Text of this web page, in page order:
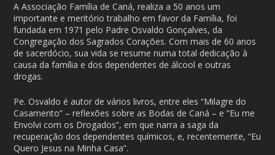
A Associação Família de Caná, realiza a 50 anos um
importante e meritório trabalho em favor da Família, foi
fundada em 1971 pelo Padre Osvaldo Gonçalves, da
Congregação dos Sagrados Corações. Com mais de 60 anos
de sacerdócio, sua vida se resume numa total dedicação à
causa da família e dos dependentes de álcool e outras
drogas.
Pe. Osvaldo é autor de vários livros, entre eles “Milagre do
Casamento” – reflexões sobre as Bodas de Caná – e “Eu me
Envolvi com os Drogados”, em que narra a saga da
recuperação dos dependentes químicos, e, recentemente, “Eu
Quero Jesus na Minha Casa”.